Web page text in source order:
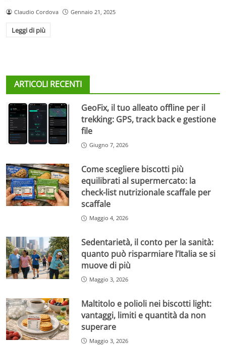
Claudio Cordova Gennaio 21, 2025
Leggi di più
ARTICOLI RECENTI
GeoFix, il tuo alleato offline per il
trekking: GPS, track back e gestione
file
Giugno 7, 2026
Come scegliere biscotti più
equilibrati al supermercato: la
check-list nutrizionale scaffale per
scaffale
Maggio 4, 2026
Sedentarietà, il conto per la sanità:
quanto può risparmiare l’Italia se si
muove di più
Maggio 3, 2026
Maltitolo e polioli nei biscotti light:
vantaggi, limiti e quantità da non
superare
Maggio 3, 2026